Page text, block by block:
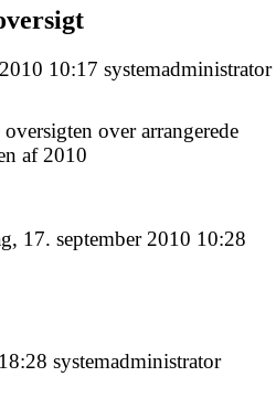
2010 10:17systemadministrator
over arrangerede
af 2010
17. september 2010 10:28
systemadministrator